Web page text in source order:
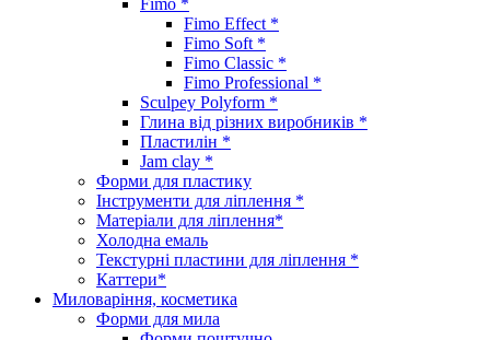
Fimo Effect *
Fimo Soft *
Fimo Classic *
Fimo Professional *
Sculpey Polyform *
Глина від різних виробників *
Пластилін *
Jam clay *
Форми для пластику
Інструменти для ліплення *
Матеріали для ліплення*
Холодна емаль
Текстурні пластини для ліплення *
Каттери*
Миловаріння, косметика
Форми для мила